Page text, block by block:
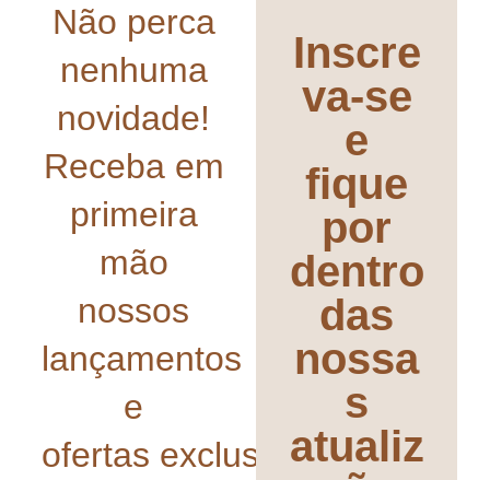
Não perca
nenhuma
novidade!
Receba em
primeira
mão
nossos
lançamentos
e
ofertas exclusivas!
Inscre
va-se
e
fique
por
dentro
das
nossa
s
atualiz